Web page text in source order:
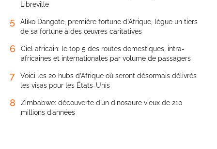
Libreville
5
Aliko Dangote, première fortune d’Afrique, lègue un tiers
de sa fortune à des œuvres caritatives
6
Ciel africain: le top 5 des routes domestiques, intra-
africaines et internationales par volume de passagers
7
Voici les 20 hubs d’Afrique où seront désormais délivrés
les visas pour les États-Unis
8
Zimbabwe: découverte d’un dinosaure vieux de 210
millions d’années